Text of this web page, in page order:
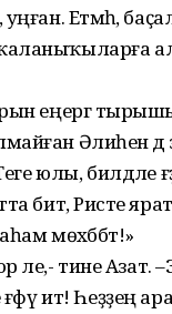
Етмәһә,
еңергә
Әлиәһен дә
юлы, билдәле
бит, Рәисте
мөхәббәт!»
әле,- тине Азат.
ит! Һеҙҙең